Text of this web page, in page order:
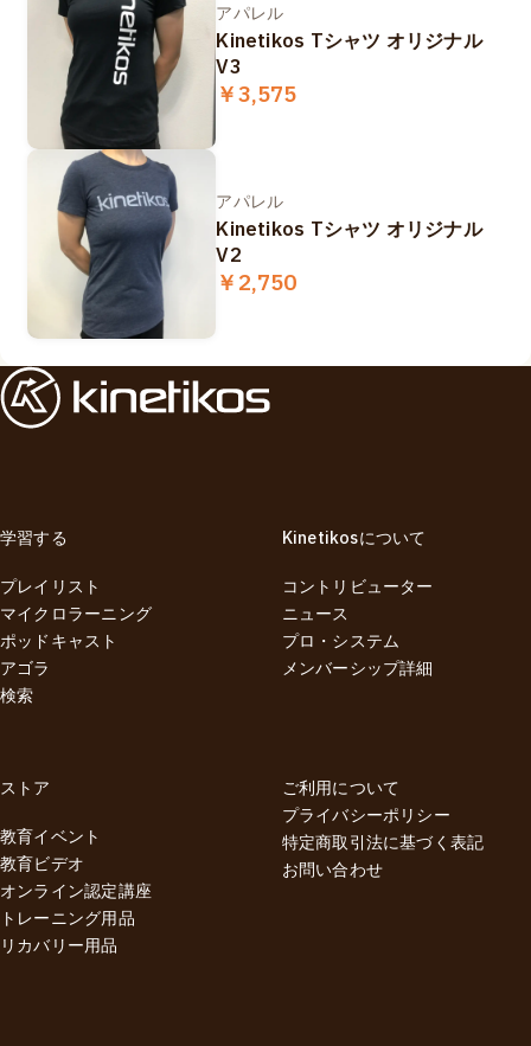
アパレル
Kinetikos Tシャツ オリジナル
V3
￥3,575
アパレル
Kinetikos Tシャツ オリジナル
V2
￥2,750
学習する
プレイリスト
マイクロラーニング
ポッドキャスト
アゴラ
検索
Kinetikosについて
コントリビューター
ニュース
プロ・システム
メンバーシップ詳細
ストア
教育イベント
教育ビデオ
オンライン認定講座
トレーニング用品
リカバリー用品
ご利用について
プライバシーポリシー
特定商取引法に基づく表記
お問い合わせ